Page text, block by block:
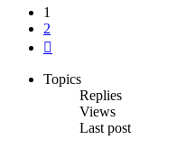
1
2
Topics
Replies
Views
Last post